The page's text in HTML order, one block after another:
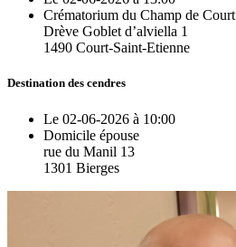
Crématorium du Champ de Court
Drève Goblet d’alviella 1
1490 Court-Saint-Etienne
Destination des cendres
Le 02-06-2026 à 10:00
Domicile épouse
rue du Manil 13
1301 Bierges